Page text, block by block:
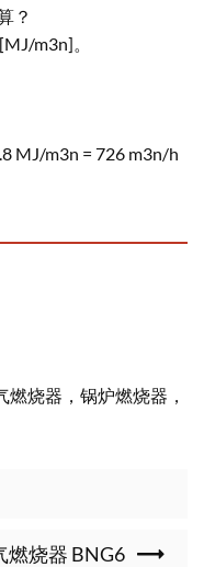
？
m3n]。
MJ/m3n = 726 m3n/h
烧器，锅炉燃烧器，
燃烧器 BNG6